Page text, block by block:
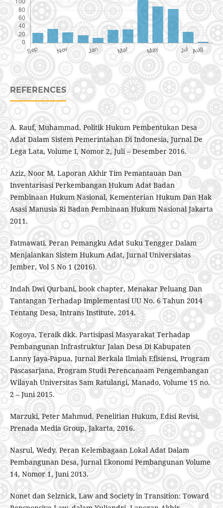
REFERENCES
A. Rauf, Muhammad. Politik Hukum Pembentukan Desa
Adat Dalam Sistem Pemerintahan Di Indonesia, Jurnal De
Lega Lata, Volume I, Nomor 2, Juli – Desember 2016.
Aziz, Noor M. Laporan Akhir Tim Pemantauan Dan
Inventarisasi Perkembangan Hukum Adat Badan
Pembinaan Hukum Nasional, Kementerian Hukum Dan Hak
Asasi Manusia Ri Badan Pembinaan Hukum Nasional Jakarta
2011.
Fatmawati. Peran Pemangku Adat Suku Tengger Dalam
Menjalankan Sistem Hukum Adat, Jurnal Universiatas
Jember, Vol 5 No 1 (2016).
Indah Dwi Qurbani, book chapter, Menakar Peluang Dan
Tantangan Terhadap Implementasi UU No. 6 Tahun 2014
Tentang Desa, Intrans Institute, 2014.
Kogoya, Teraik dkk. Partisipasi Masyarakat Terhadap
Pembangunan Infrastruktur Jalan Desa Di Kabupaten
Lanny Jaya-Papua, Jurnal Berkala Ilmiah Efisiensi, Program
Pascasarjana, Program Studi Perencanaam Pengembangan
Wilayah Universitas Sam Ratulangi, Manado, Volume 15 no.
2 – Juni 2015.
Marzuki, Peter Mahmud. Penelitian Hukum, Edisi Revisi,
Prenada Media Group, Jakarta, 2016.
Nasrul, Wedy. Peran Kelembagaan Lokal Adat Dalam
Pembangunan Desa, Jurnal Ekonomi Pembangunan Volume
14, Nomor 1, Juni 2013.
Nonet dan Selznick, Law and Society in Transition: Toward